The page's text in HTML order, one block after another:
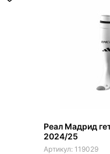
Реал Мадрид
2024/25
119029